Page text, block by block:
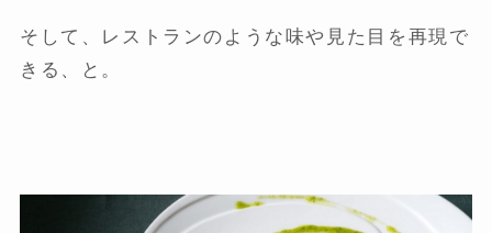
そして、レストランのような味や見た目を再現で
きる、と。